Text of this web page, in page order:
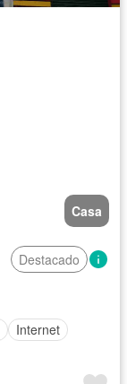
Casa
Destacado
Internet